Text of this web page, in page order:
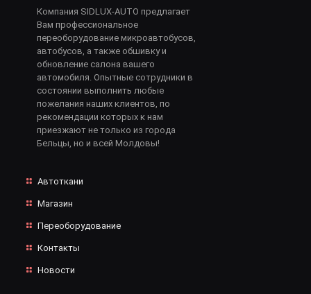
Компания SIDLUX-AUTO предлагает
Вам профессиональное
переоборудование микроавтобусов,
автобусов, а также обшивку и
обновление салона вашего
автомобиля. Опытные сотрудники в
состоянии выполнить любые
пожелания наших клиентов, по
рекомендации которых к нам
приезжают не только из города
Бельцы, но и всей Молдовы!
Автоткани
Магазин
Переоборудование
Контакты
Новости